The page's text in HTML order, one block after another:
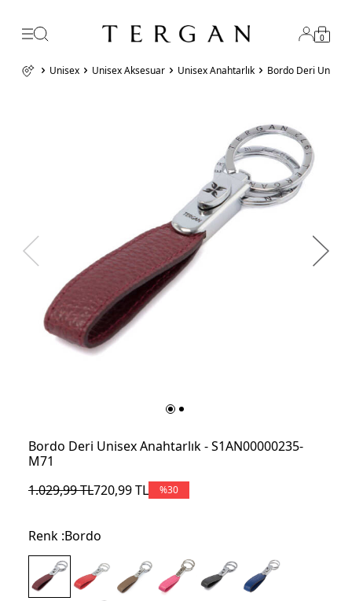
0
Unisex Unisex Aksesuar Unisex Anahtarlık Bordo Deri Unisex
Bordo Deri Unisex Anahtarlık - S1AN00000235-
M71
1.029,99TL720,99TL %30
Renk :Bordo